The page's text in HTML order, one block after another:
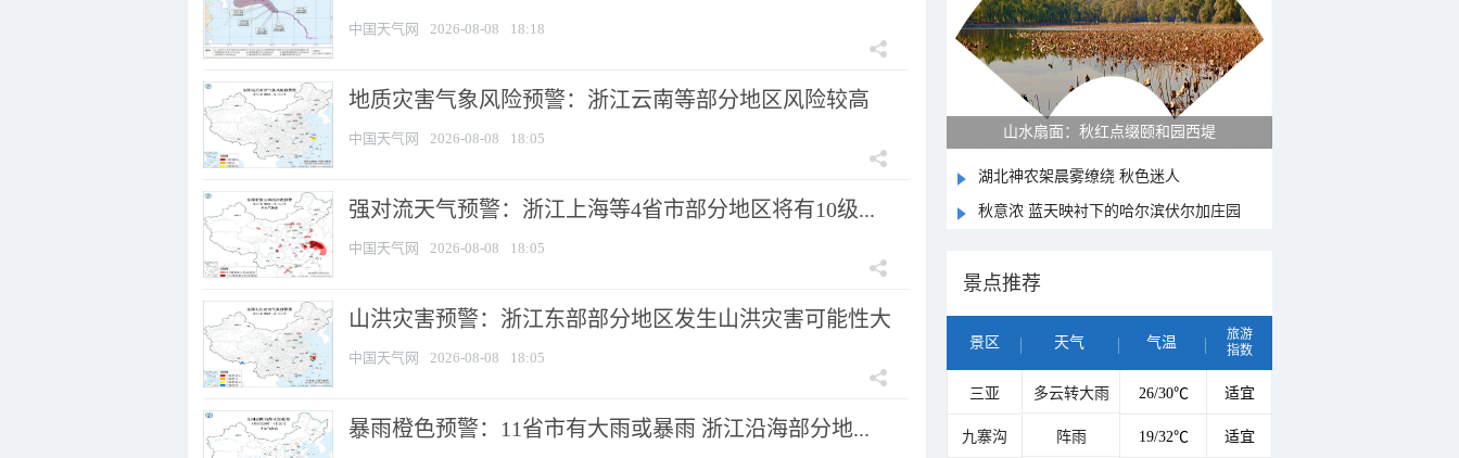
中国天气网 2026-08-08 18:18
地质灾害气象风险预警：浙江云南等部分地区风险较高
中国天气网 2026-08-08 18:05
强对流天气预警：浙江上海等4省市部分地区将有10级...
中国天气网 2026-08-08 18:05
山洪灾害预警：浙江东部部分地区发生山洪灾害可能性大
中国天气网 2026-08-08 18:05
暴雨橙色预警：11省市有大雨或暴雨 浙江沿海部分地...
紫菊满山坡 黄山坡山村秋色正好
湖北神农架晨雾缭绕 秋色迷人
秋意浓 蓝天映衬下的哈尔滨伏尔加庄园
景点推荐
景区 天气 气温
旅游
指数
三亚 多云转大雨 26/30℃ 适宜
九寨沟 阵雨 19/32℃ 适宜